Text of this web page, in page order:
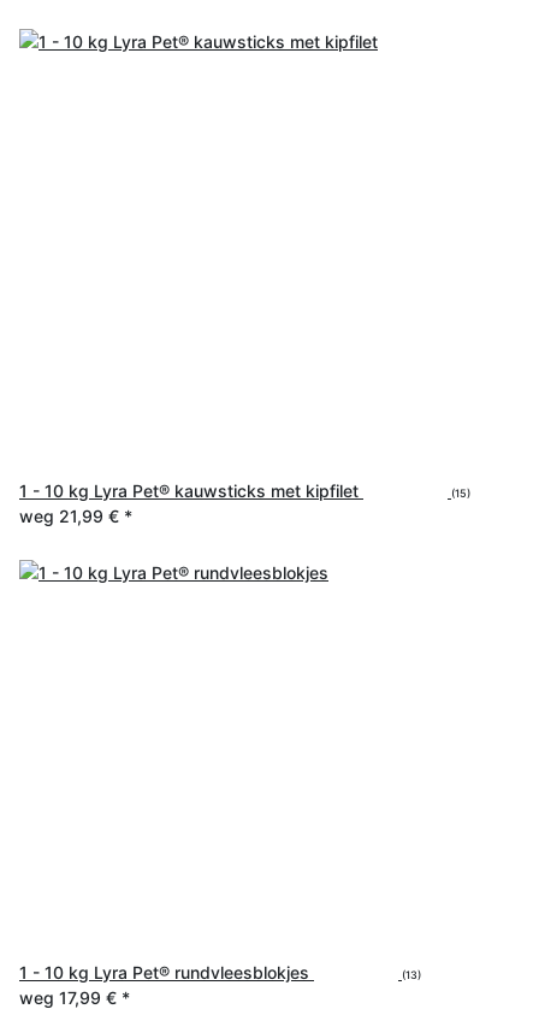
1 - 10 kg Lyra Pet® kauwsticks met kipfilet (15)
weg 21,99 € *
1 - 10 kg Lyra Pet® rundvleesblokjes (13)
weg 17,99 € *